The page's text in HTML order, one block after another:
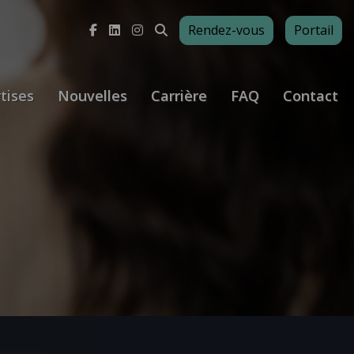
Rendez-vous Portail
Nouvelles Carrière FAQ Contact